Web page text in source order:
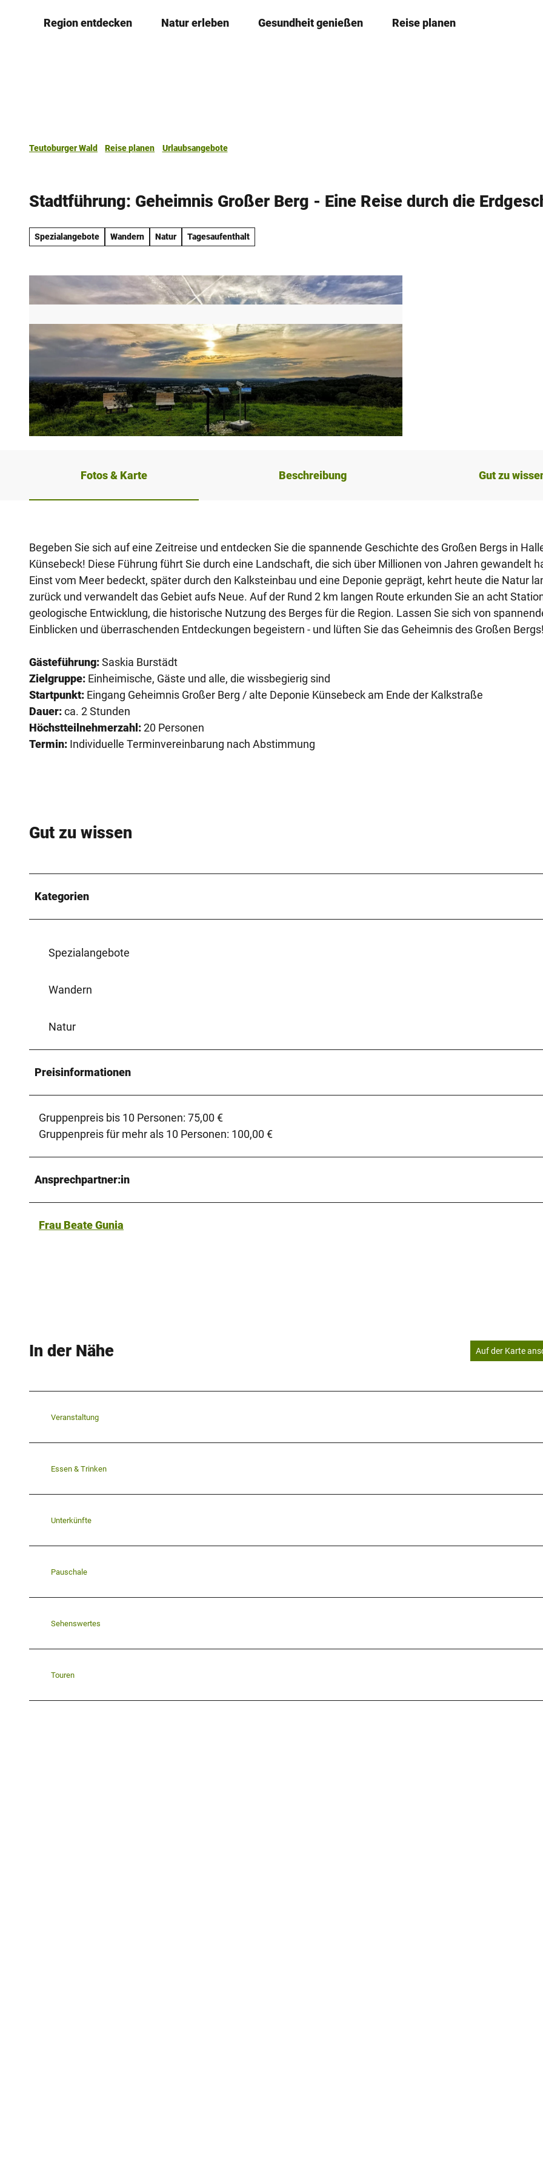
Region entdecken Natur erleben Gesundheit genießen Reise planen
Teutoburger Wald Reise planen
Urlaubsangebote
Stadtführung: Geheimnis Großer Berg - Eine Reise durch die
Spezialangebote Wandern Natur Tagesaufenthalt
Fotos & Karte Beschreibung Gut zu
Begeben Sie sich auf eine Zeitreise und entdecken Sie die spannende Geschichte des Großen Bergs in
Künsebeck! Diese Führung führt Sie durch eine Landschaft, die sich über Millionen von Jahren gewandelt
Einst vom Meer bedeckt, später durch den Kalksteinbau und eine Deponie geprägt, kehrt heute die Natur
zurück und verwandelt das Gebiet aufs Neue. Auf der Rund 2 km langen Route erkunden Sie an acht
geologische Entwicklung, die historische Nutzung des Berges für die Region. Lassen Sie sich von
Einblicken und überraschenden Entdeckungen begeistern - und lüften Sie das Geheimnis des Großen Bergs!
Gästeführung:Saskia Burstädt
Zielgruppe: Einheimische, Gäste und alle, die wissbegierig sind
Startpunkt: Eingang Geheimnis Großer Berg / alte Deponie Künsebeck am Ende der Kalkstraße
Dauer:ca. 2 Stunden
Höchstteilnehmerzahl:20 Personen
Termin: Individuelle Terminvereinbarung nach Abstimmung
Gut zu wissen
Kategorien
Spezialangebote
Wandern
Natur
Preisinformationen
Gruppenpreis bis 10 Personen: 75,00 €
Gruppenpreis für mehr als 10 Personen: 100,00 €
Ansprechpartner:in
Frau Beate Gunia
In der Nähe Auf der Karte
Veranstaltung
Essen & Trinken
Unterkünfte
Pauschale
Sehenswertes
Touren